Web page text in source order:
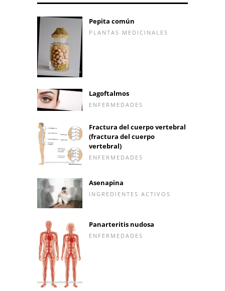
Pepita común
PLANTAS MEDICINALES
Lagoftalmos
ENFERMEDADES
Fractura del cuerpo vertebral
(fractura del cuerpo
vertebral)
ENFERMEDADES
Asenapina
INGREDIENTES ACTIVOS
Panarteritis nudosa
ENFERMEDADES